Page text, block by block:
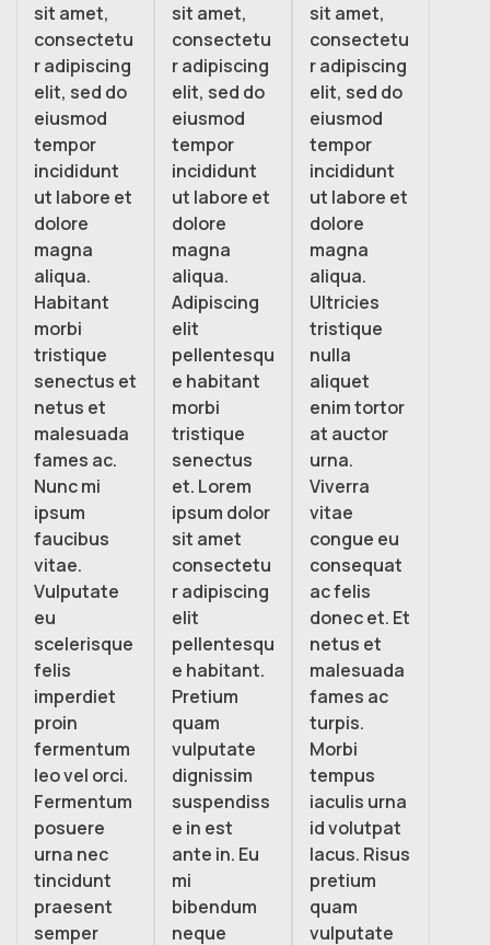
sit amet,
consectetu
r adipiscing
elit, sed do
eiusmod
tempor
incididunt
ut labore et
dolore
magna
aliqua.
Habitant
morbi
tristique
senectus et
netus et
malesuada
fames ac.
Nunc mi
ipsum
faucibus
vitae.
Vulputate
eu
scelerisque
felis
imperdiet
proin
fermentum
leo vel orci.
Fermentum
posuere
urna nec
tincidunt
praesent
semper
sit amet,
consectetu
r adipiscing
elit, sed do
eiusmod
tempor
incididunt
ut labore et
dolore
magna
aliqua.
Adipiscing
elit
pellentesqu
e habitant
morbi
tristique
senectus
et. Lorem
ipsum dolor
sit amet
consectetu
r adipiscing
elit
pellentesqu
e habitant.
Pretium
quam
vulputate
dignissim
suspendiss
e in est
ante in. Eu
mi
bibendum
neque
sit amet,
consectetu
r adipiscing
elit, sed do
eiusmod
tempor
incididunt
ut labore et
dolore
magna
aliqua.
Ultricies
tristique
nulla
aliquet
enim tortor
at auctor
urna.
Viverra
vitae
congue eu
consequat
ac felis
donec et. Et
netus et
malesuada
fames ac
turpis.
Morbi
tempus
iaculis urna
id volutpat
lacus. Risus
pretium
quam
vulputate